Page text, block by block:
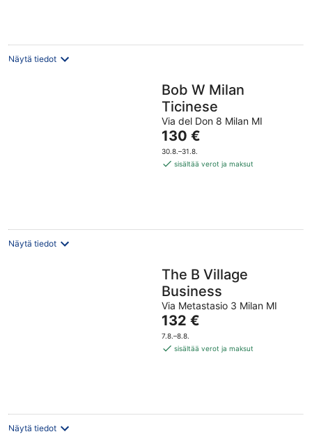
Näytä tiedot
Bob W Milan
Ticinese
Via del Don 8 Milan MI
Hinta
on
130 €
130 €
30.8.–31.8.
sisältää verot ja maksut
Näytä tiedot
The B Village
Business
Via Metastasio 3 Milan MI
Hinta
on
132 €
132 €
7.8.–8.8.
sisältää verot ja maksut
Näytä tiedot